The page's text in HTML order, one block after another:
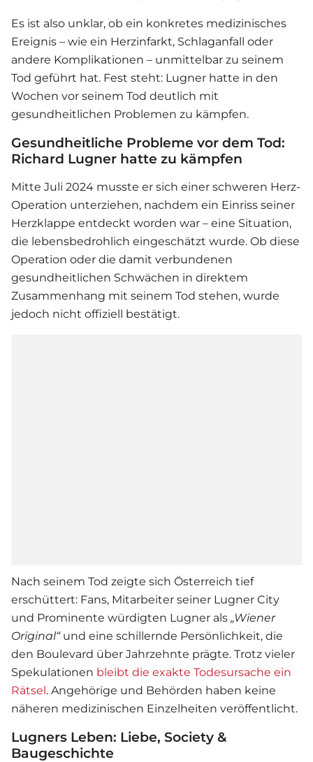
Es ist also unklar, ob ein konkretes medizinisches
Ereignis – wie ein Herzinfarkt, Schlaganfall oder
andere Komplikationen – unmittelbar zu seinem
Tod geführt hat. Fest steht: Lugner hatte in den
Wochen vor seinem Tod deutlich mit
gesundheitlichen Problemen zu kämpfen.
Gesundheitliche Probleme vor dem Tod:
Richard Lugner hatte zu kämpfen
Mitte Juli 2024 musste er sich einer schweren Herz-
Operation unterziehen, nachdem ein Einriss seiner
Herzklappe entdeckt worden war – eine Situation,
die lebensbedrohlich eingeschätzt wurde. Ob diese
Operation oder die damit verbundenen
gesundheitlichen Schwächen in direktem
Zusammenhang mit seinem Tod stehen, wurde
jedoch nicht offiziell bestätigt.
Nach seinem Tod zeigte sich Österreich tief
erschüttert: Fans, Mitarbeiter seiner Lugner City
und Prominente würdigten Lugner als „Wiener
Original“und eine schillernde Persönlichkeit, die
den Boulevard über Jahrzehnte prägte. Trotz vieler
Spekulationen bleibt die exakte Todesursache ein
Rätsel. Angehörige und Behörden haben keine
näheren medizinischen Einzelheiten veröffentlicht.
Lugners Leben: Liebe, Society &
Baugeschichte